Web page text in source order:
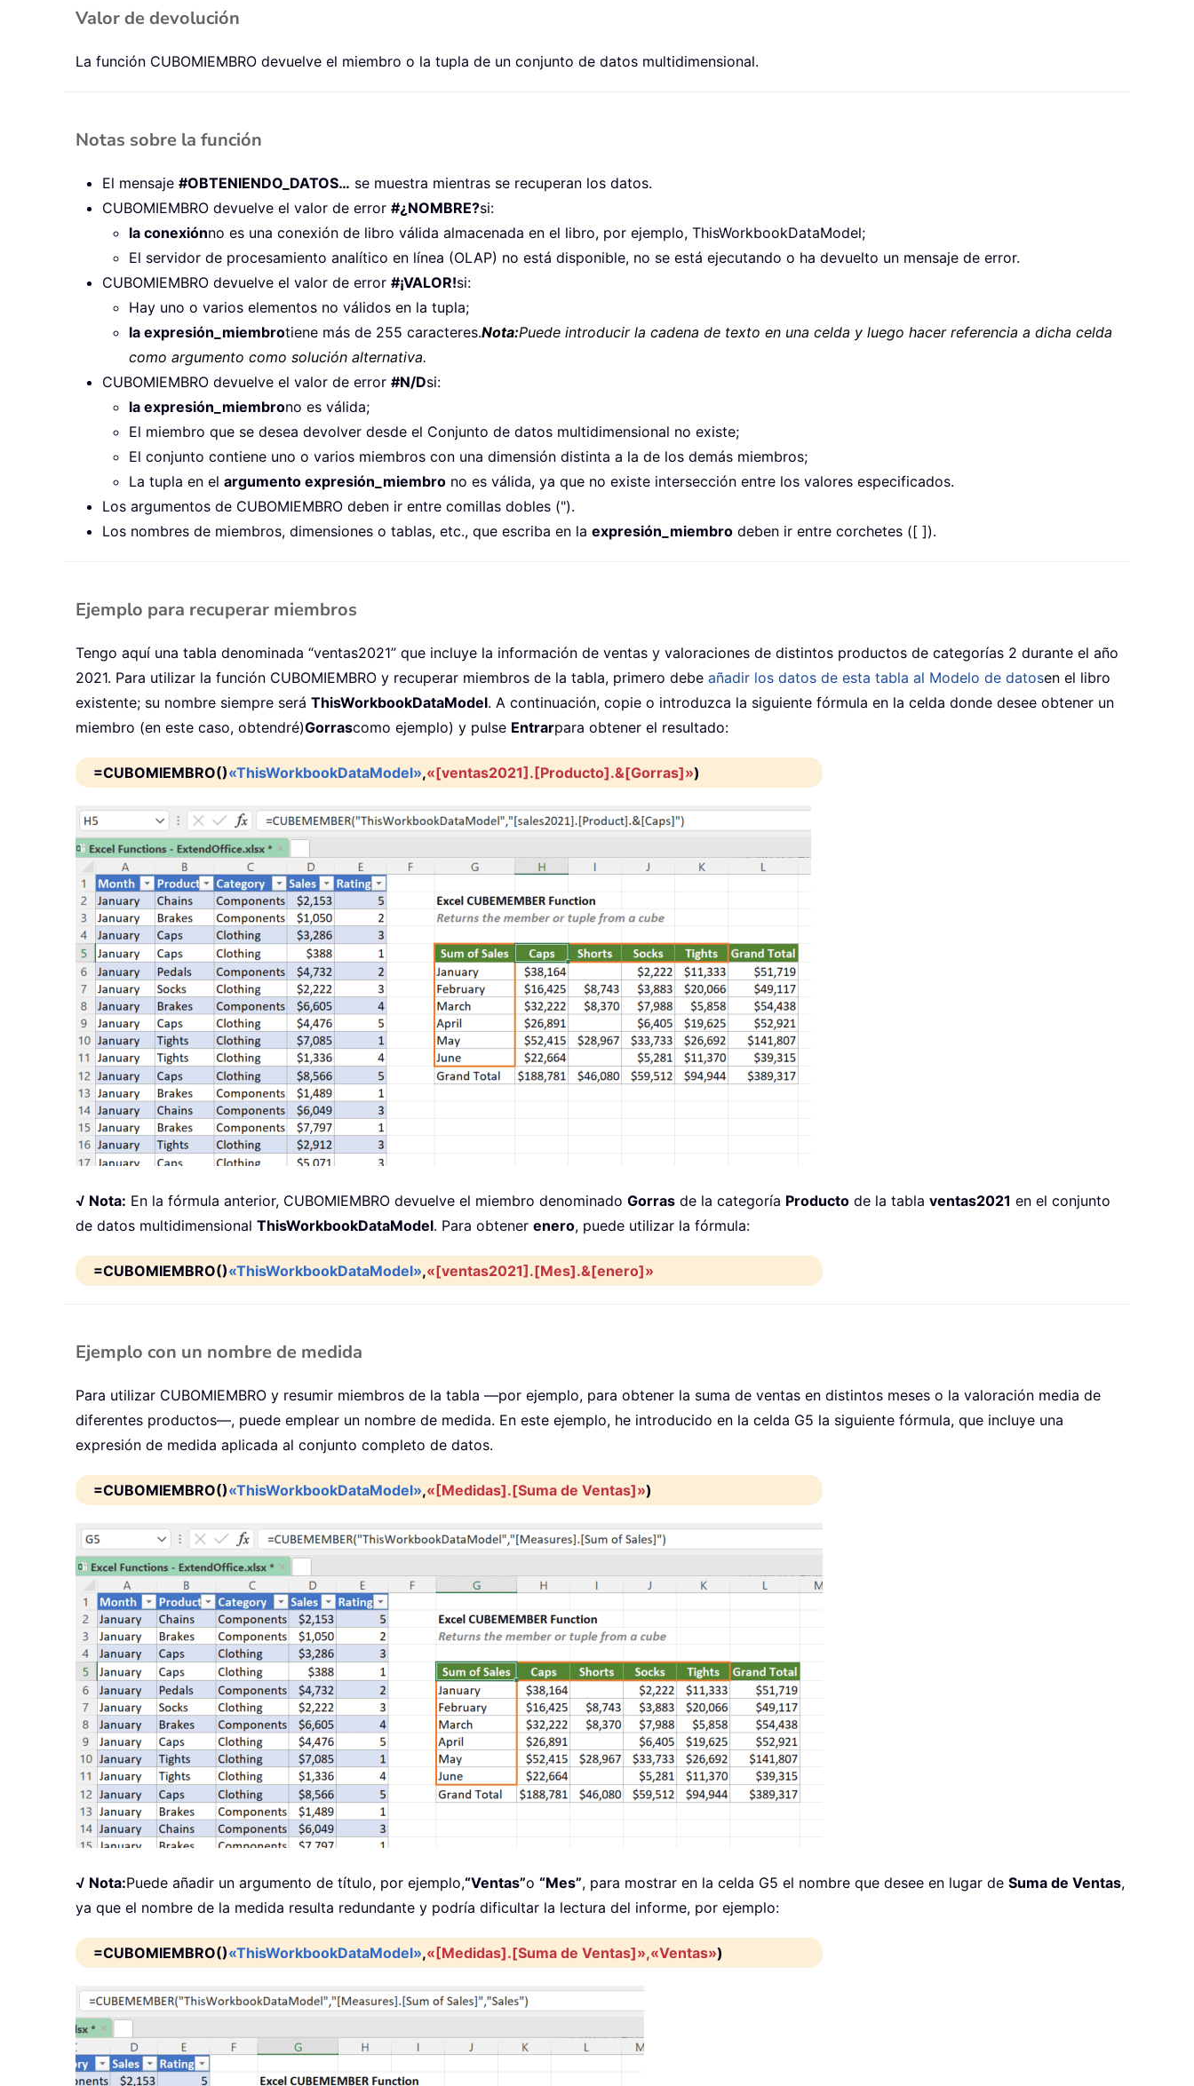
Valor de devolución
La función CUBOMIEMBRO devuelve el miembro o la tupla de un conjunto de datos multidimensional.
Notas sobre la función
El mensaje #OBTENIENDO_DATOS… se muestra mientras se recuperan los datos.
CUBOMIEMBRO devuelve el valor de error #¿NOMBRE?si:
la conexiónno es una conexión de libro válida almacenada en el libro, por ejemplo, ThisWorkbookDataModel;
El servidor de procesamiento analítico en línea (OLAP) no está disponible, no se está ejecutando o ha devuelto un mensaje de error.
CUBOMIEMBRO devuelve el valor de error #¡VALOR!si:
Hay uno o varios elementos no válidos en la tupla;
la expresión_miembrotiene más de 255 caracteres.Nota:Puede introducir la cadena de texto en una celda y luego hacer referencia a dicha celda
como argumento como solución alternativa.
CUBOMIEMBRO devuelve el valor de error #N/Dsi:
la expresión_miembrono es válida;
El miembro que se desea devolver desde el Conjunto de datos multidimensional no existe;
El conjunto contiene uno o varios miembros con una dimensión distinta a la de los demás miembros;
La tupla en el argumento expresión_miembro no es válida, ya que no existe intersección entre los valores especificados.
Los argumentos de CUBOMIEMBRO deben ir entre comillas dobles (").
Los nombres de miembros, dimensiones o tablas, etc., que escriba en la expresión_miembro deben ir entre corchetes ([ ]).
Ejemplo para recuperar miembros
Tengo aquí una tabla denominada “ventas2021” que incluye la información de ventas y valoraciones de distintos productos de categorías 2 durante el año
2021. Para utilizar la función CUBOMIEMBRO y recuperar miembros de la tabla, primero debe añadir los datos de esta tabla al Modelo de datosen el libro
existente; su nombre siempre será ThisWorkbookDataModel. A continuación, copie o introduzca la siguiente fórmula en la celda donde desee obtener un
miembro (en este caso, obtendré)Gorrascomo ejemplo) y pulse Entrarpara obtener el resultado:
=CUBOMIEMBRO()«ThisWorkbookDataModel»,«[ventas2021].[Producto].&[Gorras]»)
√ Nota: En la fórmula anterior, CUBOMIEMBRO devuelve el miembro denominado Gorras de la categoría Producto de la tabla ventas2021 en el conjunto
de datos multidimensional ThisWorkbookDataModel. Para obtener enero, puede utilizar la fórmula:
=CUBOMIEMBRO()«ThisWorkbookDataModel»,«[ventas2021].[Mes].&[enero]»
Ejemplo con un nombre de medida
Para utilizar CUBOMIEMBRO y resumir miembros de la tabla —por ejemplo, para obtener la suma de ventas en distintos meses o la valoración media de
diferentes productos—, puede emplear un nombre de medida. En este ejemplo, he introducido en la celda G5 la siguiente fórmula, que incluye una
expresión de medida aplicada al conjunto completo de datos.
=CUBOMIEMBRO()«ThisWorkbookDataModel»,«[Medidas].[Suma de Ventas]»)
√ Nota:Puede añadir un argumento de título, por ejemplo,“Ventas”o “Mes”, para mostrar en la celda G5 el nombre que desee en lugar de Suma de Ventas,
ya que el nombre de la medida resulta redundante y podría dificultar la lectura del informe, por ejemplo:
=CUBOMIEMBRO()«ThisWorkbookDataModel»,«[Medidas].[Suma de Ventas]»,«Ventas»)